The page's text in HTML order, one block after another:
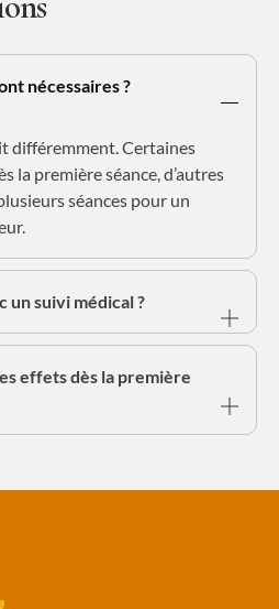
nécessaires ?
différemment. Certaines
la première séance, d’autres
séances pour un
un suivi médical ?
effets dès la première